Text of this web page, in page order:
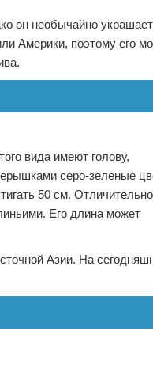
он необычайно украшает
Америки, поэтому его
вида имеют голову,
серо-зеленые
50 см.
Его длина может
Азии. На